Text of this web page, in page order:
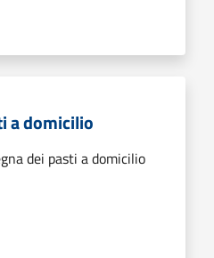
a domicilio
dei pasti a domicilio